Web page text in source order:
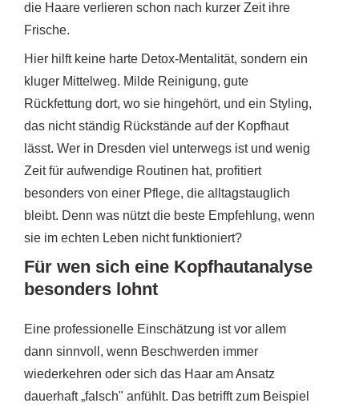
die Haare verlieren schon nach kurzer Zeit ihre
Frische.
Hier hilft keine harte Detox-Mentalität, sondern ein
kluger Mittelweg. Milde Reinigung, gute
Rückfettung dort, wo sie hingehört, und ein Styling,
das nicht ständig Rückstände auf der Kopfhaut
lässt. Wer in Dresden viel unterwegs ist und wenig
Zeit für aufwendige Routinen hat, profitiert
besonders von einer Pflege, die alltagstauglich
bleibt. Denn was nützt die beste Empfehlung, wenn
sie im echten Leben nicht funktioniert?
Für wen sich eine Kopfhautanalyse
besonders lohnt
Eine professionelle Einschätzung ist vor allem
dann sinnvoll, wenn Beschwerden immer
wiederkehren oder sich das Haar am Ansatz
dauerhaft „falsch" anfühlt. Das betrifft zum Beispiel